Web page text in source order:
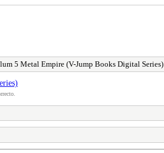
5 Metal Empire (V-Jump Books Digital Series)